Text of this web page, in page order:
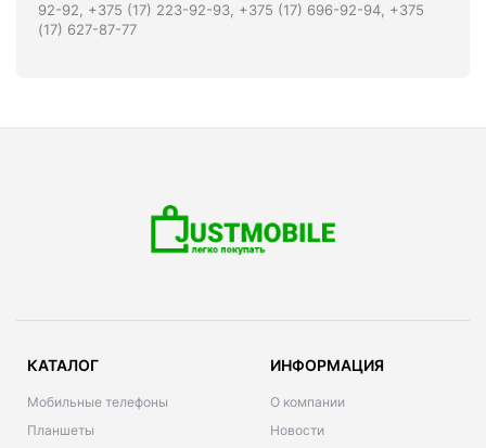
92-92, +375 (17) 223-92-93, +375 (17) 696-92-94, +375
(17) 627-87-77
КАТАЛОГ
Мобильные телефоны
Планшеты
ИНФОРМАЦИЯ
О компании
Новости